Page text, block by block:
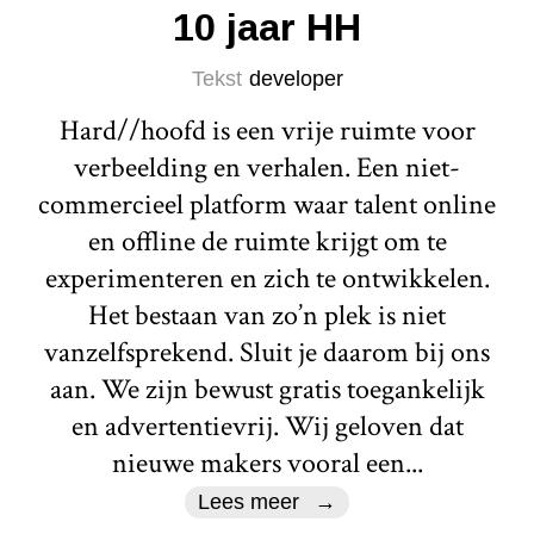
10 jaar HH
Tekst developer
Hard//hoofd is een vrije ruimte voor
verbeelding en verhalen. Een niet-
commercieel platform waar talent online
en offline de ruimte krijgt om te
experimenteren en zich te ontwikkelen.
Het bestaan van zo’n plek is niet
vanzelfsprekend. Sluit je daarom bij ons
aan. We zijn bewust gratis toegankelijk
en advertentievrij. Wij geloven dat
nieuwe makers vooral een...
Lees meer